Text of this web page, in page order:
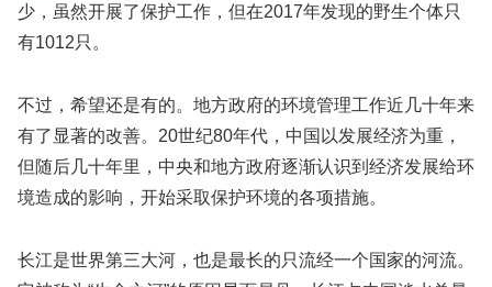
少，虽然开展了保护工作，但在2017年发现的野生个体只
有1012只。
不过，希望还是有的。地方政府的环境管理工作近几十年来
有了显著的改善。20世纪80年代，中国以发展经济为重，
但随后几十年里，中央和地方政府逐渐认识到经济发展给环
境造成的影响，开始采取保护环境的各项措施。
长江是世界第三大河，也是最长的只流经一个国家的河流。